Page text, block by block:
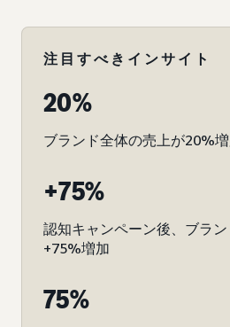
注目すべきインサイト
20%
ブランド全体の売上が20%
+75%
認知キャンペーン後、ブラ
+75%増加
75%